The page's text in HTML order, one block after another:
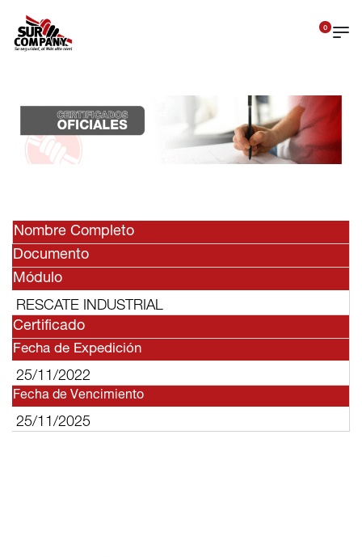
0
Nombre Completo
Documento
Módulo
RESCATE INDUSTRIAL
Certificado
Fecha de Expedición
25/11/2022
Fecha de Vencimiento
25/11/2025